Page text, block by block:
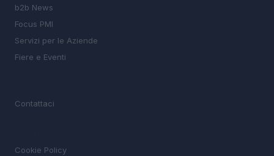
b2b News
Focus PMI
Servizi per le Aziende
Fiere e Eventi
Contattaci
Cookie Policy